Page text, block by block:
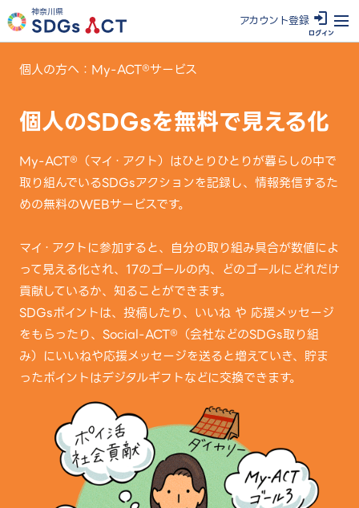
神奈川県
アカウント登録
ログイン
個人の方へ：My-ACT®サービス
個人のSDGsを無料で見える化
My-ACT®（マイ・アクト）はひとりひとりが暮らしの中で
取り組んでいるSDGsアクションを記録し、情報発信するた
めの無料のWEBサービスです。
マイ・アクトに参加すると、自分の取り組み具合が数値によ
って見える化され、17のゴールの内、どのゴールにどれだけ
貢献しているか、知ることができます。
SDGsポイントは、投稿したり、いいね や 応援メッセージ
をもらったり、 Social-ACT®（会社などのSDGs取り組
み）にいいねや応援メッセージを送ると増えていき、貯ま
ったポイントはデジタルギフトなどに交換できます。